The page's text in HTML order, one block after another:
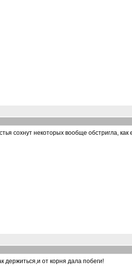
сохнут некоторых вообще обстригла,
держиться,и от корня дала побеги!